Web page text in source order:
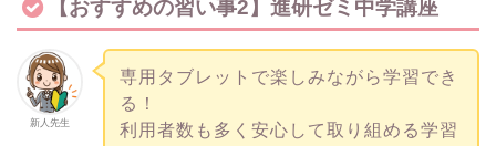
【おすすめの習い事2】進研ゼミ中学講座
新人先生
専用タブレットで楽しみながら学習でき
る！
利用者数も多く安心して取り組める学習